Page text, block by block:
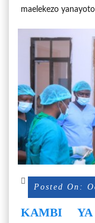
maelekezo
Posted On:
KAMBI YA